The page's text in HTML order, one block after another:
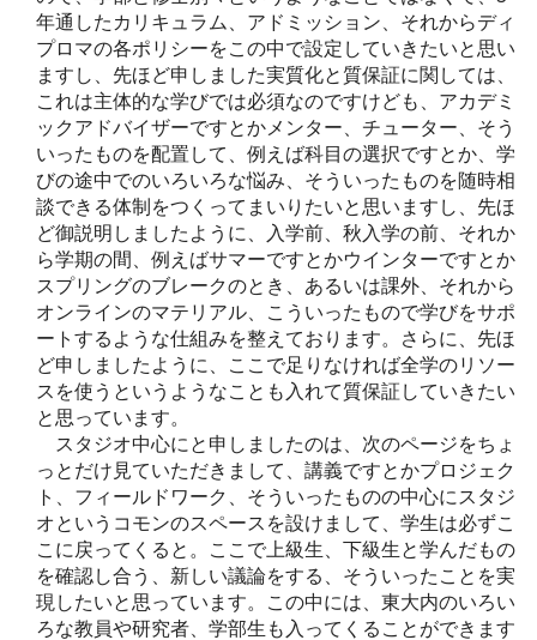
年通したカリキュラム、アドミッション、それからディ
プロマの各ポリシーをこの中で設定していきたいと思い
ますし、先ほど申しました実質化と質保証に関しては、
これは主体的な学びでは必須なのですけども、アカデミ
ックアドバイザーですとかメンター、チューター、そう
いったものを配置して、例えば科目の選択ですとか、学
びの途中でのいろいろな悩み、そういったものを随時相
談できる体制をつくってまいりたいと思いますし、先ほ
ど御説明しましたように、入学前、秋入学の前、それか
ら学期の間、例えばサマーですとかウインターですとか
スプリングのブレークのとき、あるいは課外、それから
オンラインのマテリアル、こういったもので学びをサポ
ートするような仕組みを整えております。さらに、先ほ
ど申しましたように、ここで足りなければ全学のリソー
スを使うというようなことも入れて質保証していきたい
と思っています。
スタジオ中心にと申しましたのは、次のページをちょ
っとだけ見ていただきまして、講義ですとかプロジェク
ト、フィールドワーク、そういったものの中心にスタジ
オというコモンのスペースを設けまして、学生は必ずこ
こに戻ってくると。ここで上級生、下級生と学んだもの
を確認し合う、新しい議論をする、そういったことを実
現したいと思っています。この中には、東大内のいろい
ろな教員や研究者、学部生も入ってくることができます